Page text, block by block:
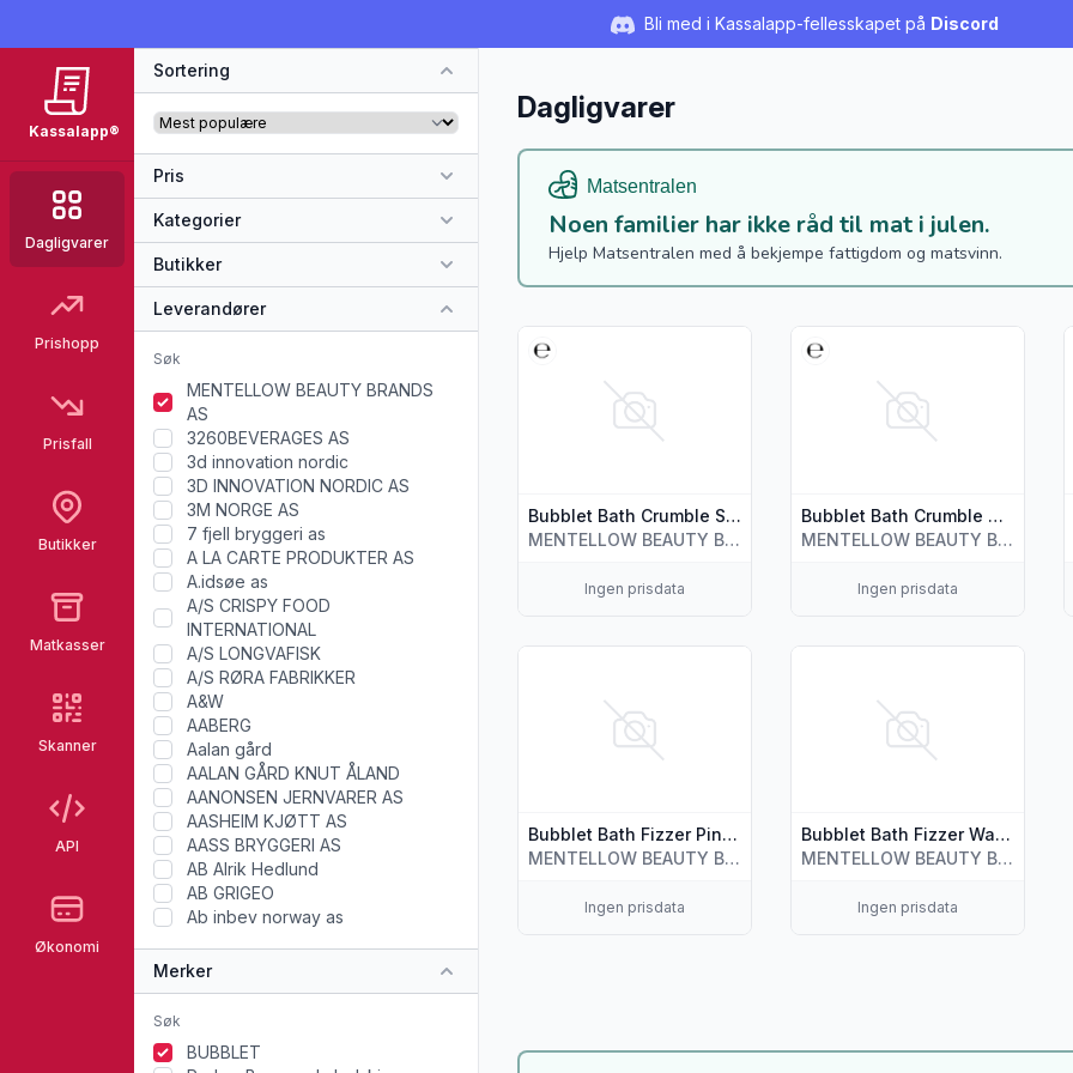
Bli med i Kassalapp-fellesskapet på Discord
Kassalapp®
Dagligvarer
Prishopp
Prisfall
Butikker
Matkasser
Skanner
API
Økonomi
Sortering
Pris
Kategorier
Butikker
Leverandører
MENTELLOW BEAUTY BRANDS
AS
3260BEVERAGES AS
3d innovation nordic
3D INNOVATION NORDIC AS
3M NORGE AS
7 fjell bryggeri as
A LA CARTE PRODUKTER AS
A.idsøe as
A/S CRISPY FOOD
INTERNATIONAL
A/S LONGVAFISK
A/S RØRA FABRIKKER
A&W
AABERG
Aalan gård
AALAN GÅRD KNUT ÅLAND
AANONSEN JERNVARER AS
AASHEIM KJØTT AS
AASS BRYGGERI AS
AB Alrik Hedlund
AB GRIGEO
Ab inbev norway as
Merker
BUBBLET
Dagligvarer
Noen familier har ikke råd til mat i julen.
Hjelp Matsentralen med å bekjempe fattigdom og matsvinn.
Bubblet Bath Crumble Strawberry 250g
MENTELLOW BEAUTY BRANDS AS
Ingen prisdata
Vis flere detaljer for produktet "Bubblet Bath Crumble Strawberry
Bubblet Bath Crumble Watermelon 250g
MENTELLOW BEAUTY BRANDS AS
Ingen prisdata
Vis flere detaljer for produktet
Bubblet Bath Fizzer Pineapple 150g
MENTELLOW BEAUTY BRANDS AS
Ingen prisdata
Bubblet Bath Fizzer Watermelon 150g
MENTELLOW BEAUTY BRANDS AS
Ingen prisdata